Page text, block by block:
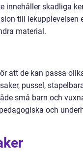
innehåller skadliga
till lekupplevelsen
material.
att de kan passa
pussel,
små barn och
och